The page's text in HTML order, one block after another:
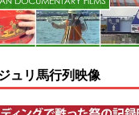
ュリ馬行列映像